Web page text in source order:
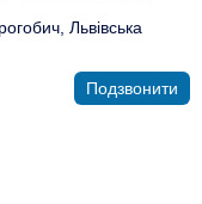
Львівська
Подзвонити